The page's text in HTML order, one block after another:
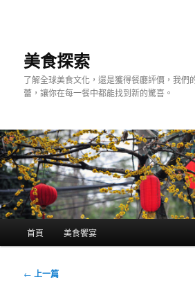
美食探索
了解全球美食文化，還是獲得餐廳評價，我們
蕾，讓你在每一餐中都能找到新的驚喜。
首頁 美食饗宴
文
← 上一篇